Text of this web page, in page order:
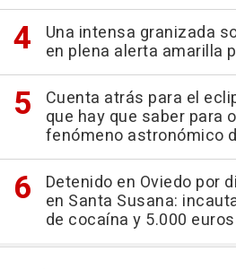
Una intensa granizada
en plena alerta amarilla
Cuenta atrás para el
que hay que saber para
fenómeno astronómico
Detenido en Oviedo por
en Santa Susana:
de cocaína y 5.000 euros